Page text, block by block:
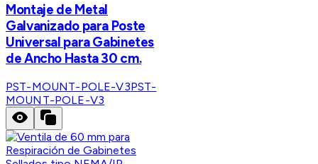
Montaje de Metal
Galvanizado para Poste
Universal para Gabinetes
de Ancho Hasta 30 cm.
PST-MOUNT-POLE-V3PST-
MOUNT-POLE-V3